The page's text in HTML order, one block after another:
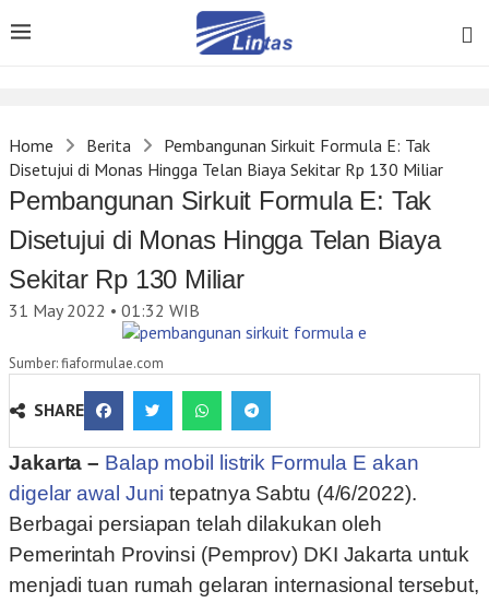
Home Berita
Pembangunan Sirkuit Formula E: Tak
Disetujui di Monas Hingga Telan Biaya Sekitar Rp 130 Miliar
Pembangunan Sirkuit Formula E: Tak
Disetujui di Monas Hingga Telan Biaya
Sekitar Rp 130 Miliar
31 May 2022 • 01:32 WIB
Sumber: fiaformulae.com
SHARE
Jakarta – Balap mobil listrik Formula E akan
digelar awal Juni tepatnya Sabtu (4/6/2022).
Berbagai persiapan telah dilakukan oleh
Pemerintah Provinsi (Pemprov) DKI Jakarta untuk
menjadi tuan rumah gelaran internasional tersebut,